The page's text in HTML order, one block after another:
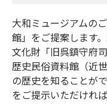
大和ミュージアムの
館」をご提案します
文化財「旧呉鎮守府
歴史民俗資料館（近
の歴史を知ることが
をご提示いただけれ